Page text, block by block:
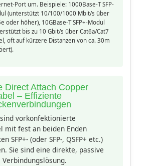
Port um. Beispiele: 1000Base-T SFP-
(unterstützt 10/100/1000 Mbit/s über
oder höher), 10GBase-T SFP+-Modul
bis zu 10 Gbit/s über Cat6a/Cat7
oft auf kürzere Distanzen von ca. 30m
Direct Attach Copper
– Effiziente
sind vorkonfektionierte
mit fest an beiden Enden
SFP+- (oder SFP-, QSFP+ etc.)
Sie sind eine direkte, passive